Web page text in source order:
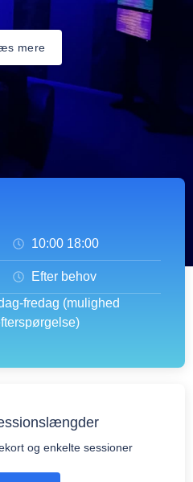
mere
10:00 18:00
Efter behov
fredag (mulighed
og enkelte sessioner